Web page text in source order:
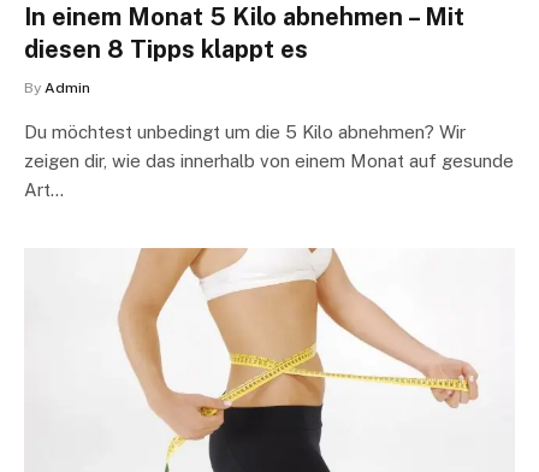
In einem Monat 5 Kilo abnehmen – Mit
diesen 8 Tipps klappt es
By Admin
Du möchtest unbedingt um die 5 Kilo abnehmen? Wir
zeigen dir, wie das innerhalb von einem Monat auf gesunde
Art…